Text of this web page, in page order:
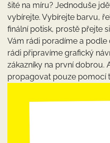
šité na míru? Jednoduše
vybírejte. Vybírejte barvu,
finální potisk, prostě přejte
Vám rádi poradíme a
rádi připravíme grafický
zákazníky na první dobrou.
propagovat pouze pomocí